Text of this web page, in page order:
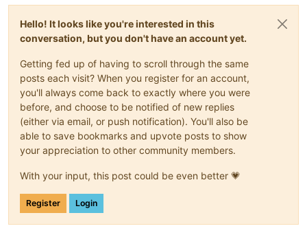
Hello! It looks like you're interested in this
conversation, but you don't have an account yet.
Getting fed up of having to scroll through the same
posts each visit? When you register for an account,
you'll always come back to exactly where you were
before, and choose to be notified of new replies
(either via email, or push notification). You'll also be
able to save bookmarks and upvote posts to show
your appreciation to other community members.
With your input, this post could be even better 💗
Register Login